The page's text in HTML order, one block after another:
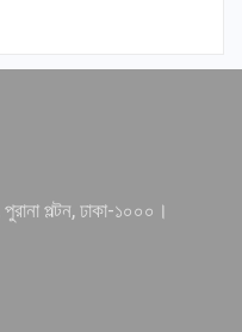
পল্টন, ঢাকা-১০০০।